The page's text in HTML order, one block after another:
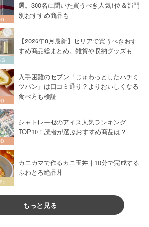
選。300名に聞いた買うべき人気1位＆部門
別おすすめ商品も
【2026年8月最新】セリアで買うべきおす
すめ商品総まとめ。雑貨や収納グッズも
入手困難のセブン「じゅわっとしたハチミ
ツパン」は口コミ通り？よりおいしくなる
食べ方も検証
シャトレーゼのアイス人気ランキング
TOP10！読者が選ぶおすすめ商品は？
カニカマで作るカニ玉丼｜10分で完成する
ふわとろ絶品丼
もっと見る